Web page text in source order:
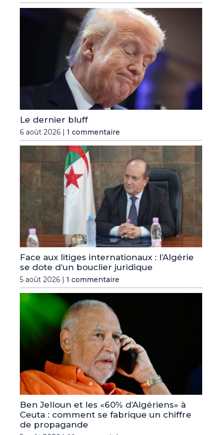
Le dernier bluff
6 août 2026 | 1 commentaire
Face aux litiges internationaux : l’Algérie
se dote d’un bouclier juridique
5 août 2026 | 1 commentaire
Ben Jelloun et les «60% d’Algériens» à
Ceuta : comment se fabrique un chiffre
de propagande